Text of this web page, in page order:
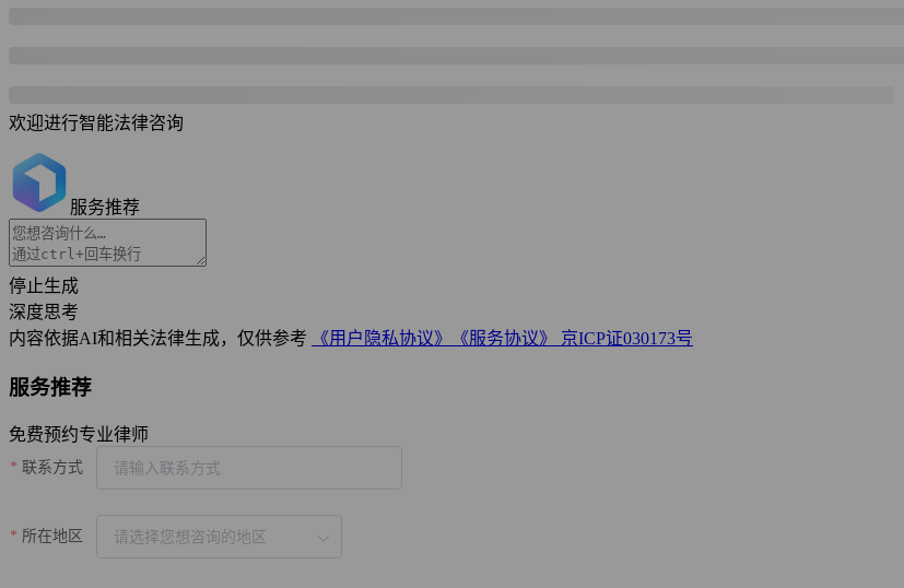
欢迎进行智能法律咨询
服务推荐
停止生成
深度思考
内容依据AI和相关法律生成，仅供参考
《用户隐私协议》 《服务协议》 京ICP证030173号
服务推荐
免费预约专业律师
联系方式
所在地区